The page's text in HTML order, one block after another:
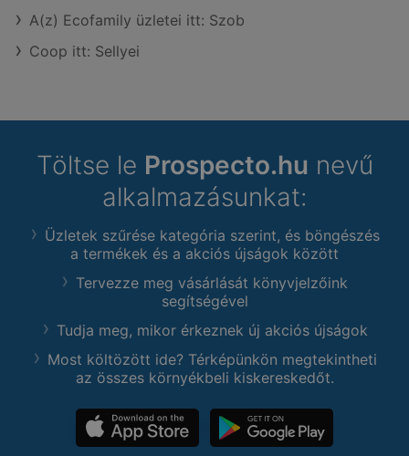
A(z) Ecofamily üzletei itt: Szob
Coop itt: Sellyei
Töltse le Prospecto.hu nevű
alkalmazásunkat:
Üzletek szűrése kategória szerint, és böngészés
a termékek és a akciós újságok között
Tervezze meg vásárlását könyvjelzőink
segítségével
Tudja meg, mikor érkeznek új akciós újságok
Most költözött ide? Térképünkön megtekintheti
az összes környékbeli kiskereskedőt.